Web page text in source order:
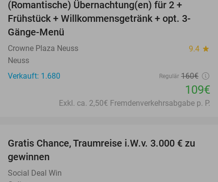
(Romantische) Übernachtung(en) für 2 +
Frühstück + Willkommensgetränk + opt. 3-
Gänge-Menü
Crowne Plaza Neuss 9.4 star
Neuss
Verkauft: 1.680
Regulär 160€
109€
Exkl. ca. 2,50€ Fremdenverkehrsabgabe p. P.
Gratis Chance, Traumreise i.W.v. 3.000 € zu
gewinnen
Social Deal Win